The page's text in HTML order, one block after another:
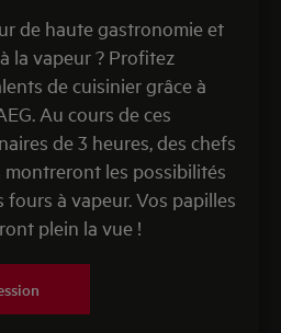
le pâté au bain-marie.
plat allant au four placez la
dans le plat rempli d'eau.
15 minutes à 150°C,
jusqu’à l’obtention d’une
coloration
pendant environ 2 à 3
programmer de temps).
permettant de mesurer la
de haute gastronomie et
la vapeur ? Profitez
de cuisinier grâce à
Au cours de ces
de 3 heures, des chefs
les possibilités
à vapeur. Vos papilles
plein la vue !